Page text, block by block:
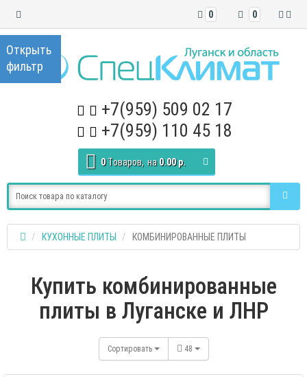
0
0
+7(959) 509 02 17
+7(959) 110 45 18
0 Tоваров, на 0.00 р.
КУХОННЫЕ ПЛИТЫ КОМБИНИРОВАННЫЕ ПЛИТЫ
Купить комбинированные
плиты в Луганске и ЛНР
Сортировать 48